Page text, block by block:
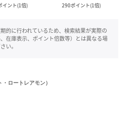
イント(1倍)
290ポイント(1倍)
的に行われているため、検索結果が実際の
在庫表示、ポイント倍数等）とは異なる場
い。
ロートレアモン）